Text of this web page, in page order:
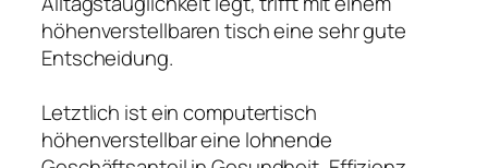
höhenverstellbaren tisch eine sehr gute
Entscheidung.
Letztlich ist ein computertisch
höhenverstellbar eine lohnende